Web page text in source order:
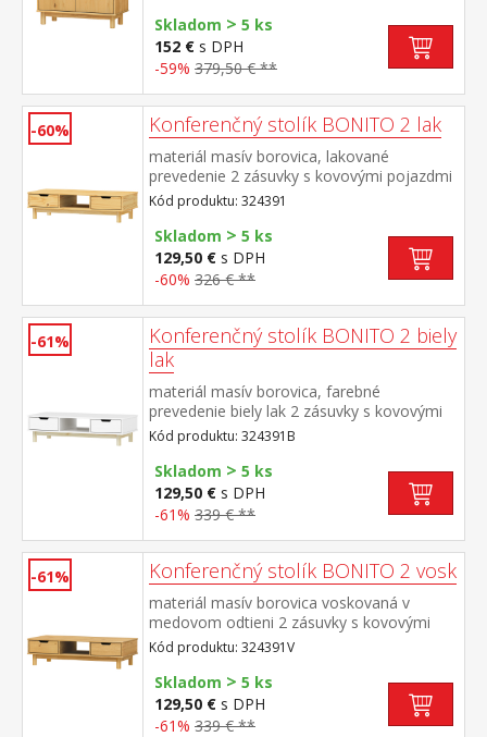
Skladom > 5 ks
152 € s DPH
-59% 379,50 € **
-60% Konferenčný stolík BONITO 2 lak
materiál masív borovica, lakované
prevedenie 2 zásuvky s kovovými pojazdmi
Kód produktu: 324391
Skladom > 5 ks
129,50 € s DPH
-60% 326 € **
-61%
Konferenčný stolík BONITO 2 biely
lak
materiál masív borovica, farebné
prevedenie biely lak 2 zásuvky s kovovými
pojazdmi
Kód produktu: 324391B
Skladom > 5 ks
129,50 € s DPH
-61% 339 € **
-61% Konferenčný stolík BONITO 2 vosk
materiál masív borovica voskovaná v
medovom odtieni 2 zásuvky s kovovými
pojazdmi
Kód produktu: 324391V
Skladom > 5 ks
129,50 € s DPH
-61% 339 € **